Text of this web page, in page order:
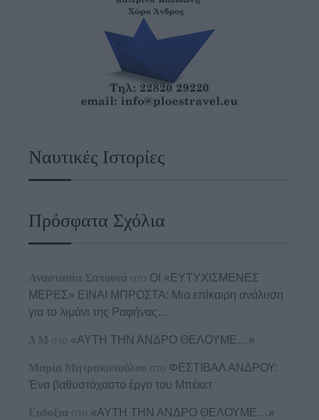
Ναυτικές Ιστορίες
Πρόσφατα Σχόλια
Αναστασία Σαπουνά στο ΟΙ «ΕΥΤΥΧΙΣΜΕΝΕΣ
ΜΕΡΕΣ» ΕΙΝΑΙ ΜΠΡΟΣΤΑ: Μια επίκαιρη ανάλυση
για το λιμάνι της Ραφήνας…
Δ Μ στο «ΑΥΤΗ ΤΗΝ ΑΝΔΡΟ ΘΕΛΟΥΜΕ…»
Μαρία Μητρακοπούλου στο ΦΕΣΤΙΒΑΛ ΑΝΔΡΟΥ:
Ένα βαθυστόχαστο έργο του Μπέκετ
Ευδοξια στο «ΑΥΤΗ ΤΗΝ ΑΝΔΡΟ ΘΕΛΟΥΜΕ…»